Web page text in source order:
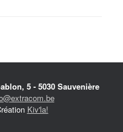
5 - 5030 Sauvenière
Kiv'la!